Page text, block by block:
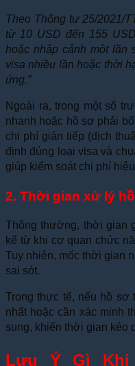
Theo Thông tư 25/2021/
từ 10 USD đến 155
hoặc nhập cảnh một lần
visa nhiều lần hoặc thời
ứng.”
Ngoài ra, trong một số
nhanh hoặc hồ sơ phải
chi phí gián tiếp (dịch
định đúng loại visa và
giúp kiểm soát chi phí
2. Thời gian xử lý
Thông thường, thời gian
kể từ khi cơ quan chức
Tuy nhiên, mốc thời gian
sai sót.
Trong thực tế, nếu hồ sơ
nhất hoặc cần xác minh
sung, khiến thời gian kéo
Lưu Ý Gì Khi